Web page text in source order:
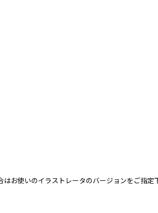
お使いのイラストレータのバージョンをご指定